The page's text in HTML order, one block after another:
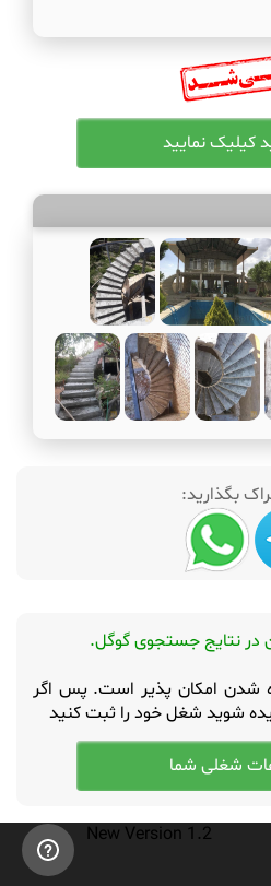
بگذارید:
در نتایج جستجوی گوگل.
شدن امکان پذیر است. پس اگر
شوید شغل خود را ثبت کنید
New Version 1.2